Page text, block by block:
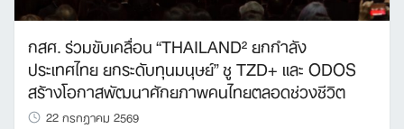
กสศ. ร่วมขับเคลื่อน “THAILAND² ยกกำลัง
ประเทศไทย ยกระดับทุนมนุษย์” ชู TZD+ และ ODOS
สร้างโอกาสพัฒนาศักยภาพคนไทยตลอดช่วงชีวิต
22 กรกฎาคม 2569